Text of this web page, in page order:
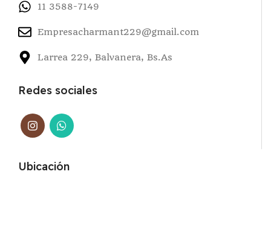
11 3588-7149
Empresacharmant229@gmail.com
Larrea 229, Balvanera, Bs.As
Redes sociales
Ubicación